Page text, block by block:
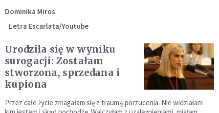
Dominika Miros
Letra Escarlata/Youtube
Urodziła się w wyniku
surogacji: Zostałam
stworzona, sprzedana i
kupiona
Przez całe życie zmagałam się z traumą porzucenia. Nie widziałam